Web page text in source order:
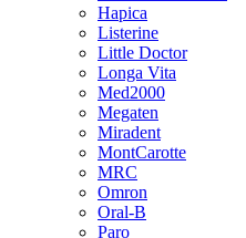
Hapica
Listerine
Little Doctor
Longa Vita
Med2000
Megaten
Miradent
MontCarotte
MRC
Omron
Oral-B
Paro